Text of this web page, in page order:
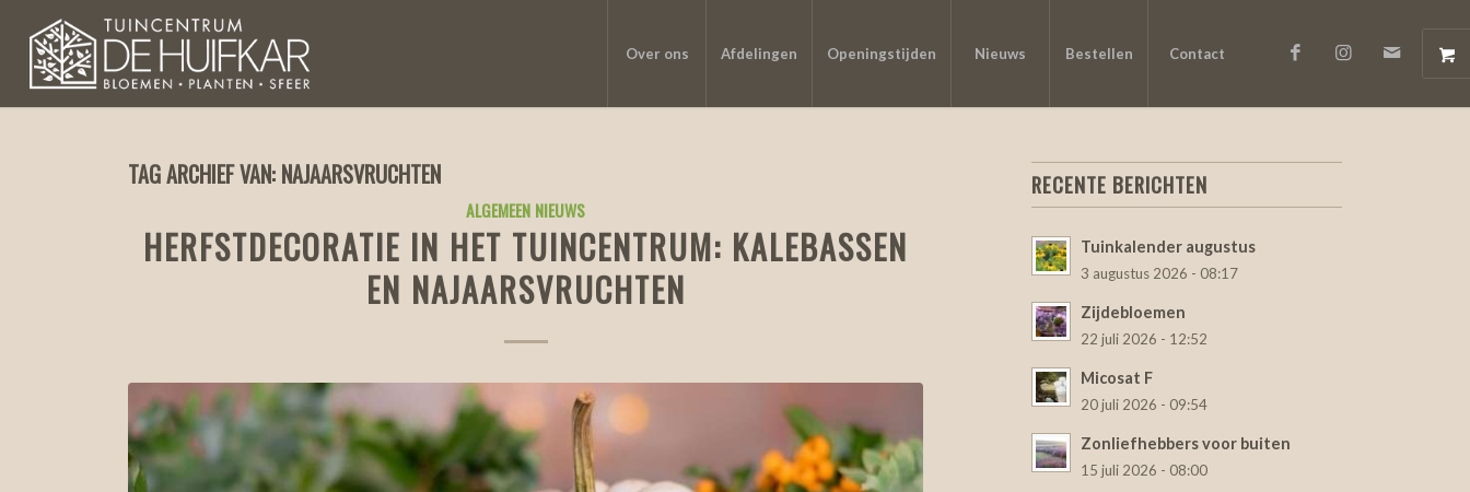
Over ons Afdelingen Openingstijden Nieuws Bestellen Contact
TAG ARCHIEF VAN: NAJAARSVRUCHTEN
ALGEMEEN NIEUWS
HERFSTDECORATIE IN HET TUINCENTRUM: KALEBASSEN
EN NAJAARSVRUCHTEN
RECENTE BERICHTEN
Tuinkalender augustus
3 augustus 2026 - 08:17
Zijdebloemen
22 juli 2026 - 12:52
Micosat F
20 juli 2026 - 09:54
Zonliefhebbers voor buiten
15 juli 2026 - 08:00